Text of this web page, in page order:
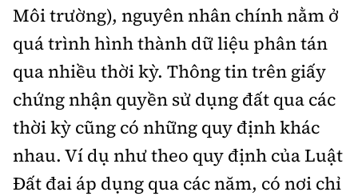
Môi trường), nguyên nhân chính nằm ở
quá trình hình thành dữ liệu phân tán
qua nhiều thời kỳ. Thông tin trên giấy
chứng nhận quyền sử dụng đất qua các
thời kỳ cũng có những quy định khác
nhau. Ví dụ như theo quy định của Luật
Đất đai áp dụng qua các năm, có nơi chỉ